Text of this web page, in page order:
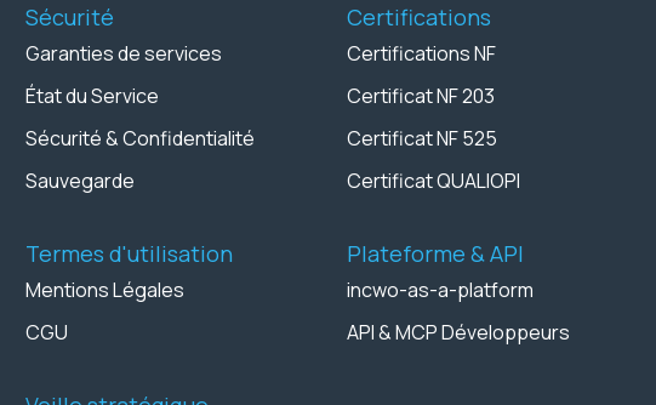
Sécurité
Garanties de services
État du Service
Sécurité & Confidentialité
Sauvegarde
Termes d'utilisation
Mentions Légales
CGU
Certifications
Certifications NF
Certificat NF 203
Certificat NF 525
Certificat QUALIOPI
Plateforme & API
incwo-as-a-platform
API & MCP Développeurs